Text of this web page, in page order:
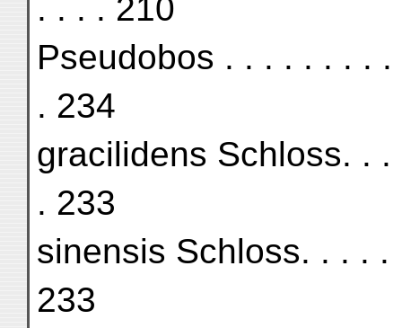
. . . . 210
Pseudobos . . . . . . . .
. 234
gracilidens Schloss. .
. 233
sinensis Schloss. . . .
233